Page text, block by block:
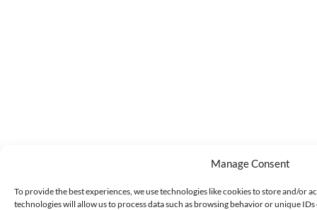
Manage Consent
To provide the best experiences, we use technologies like cookies to store and/or
technologies will allow us to process data such as browsing behavior or unique